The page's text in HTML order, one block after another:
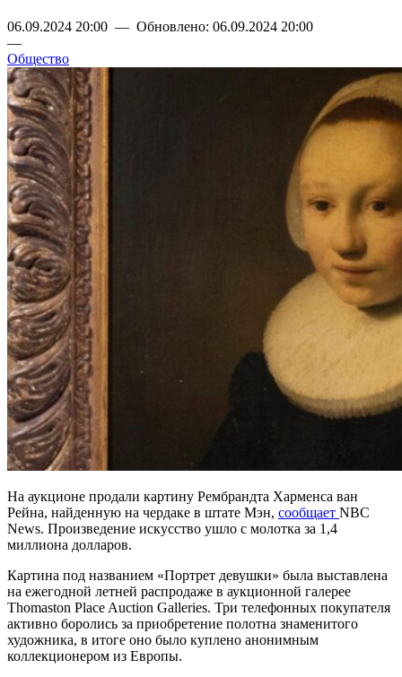
06.09.2024 20:00 — Обновлено: 06.09.2024 20:00
—
Общество
На аукционе продали картину Рембрандта Харменса ван
Рейна, найденную на чердаке в штате Мэн, сообщает NBC
News. Произведение искусство ушло с молотка за 1,4
миллиона долларов.
Картина под названием «Портрет девушки» была выставлена
на ежегодной летней распродаже в аукционной галерее
Thomaston Place Auction Galleries. Три телефонных покупателя
активно боролись за приобретение полотна знаменитого
художника, в итоге оно было куплено анонимным
коллекционером из Европы.